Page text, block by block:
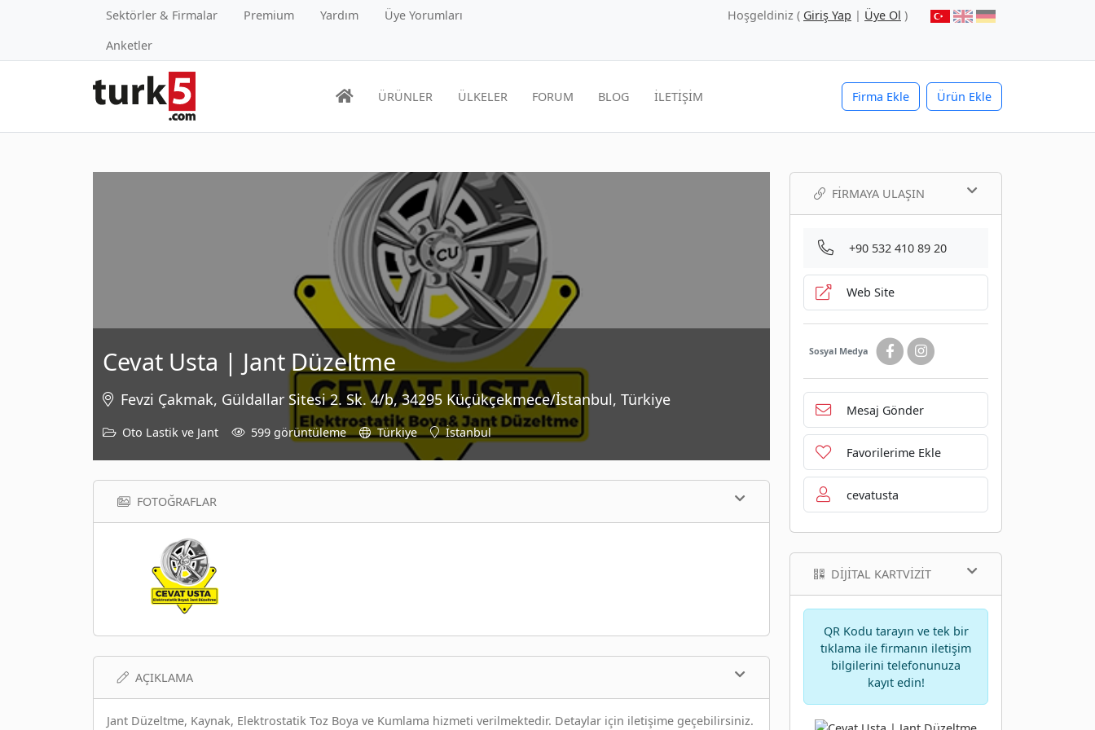
Sektörler & Firmalar Premium Yardım
Üye Yorumları
Anketler
Hoşgeldiniz ( Giriş Yap | Üye Ol )
Firma Ekle Ürün Ekle
ÜRÜNLER ÜLKELER FORUM BLOG İLETİŞİM
Cevat Usta | Jant Düzeltme
Fevzi Çakmak, Güldallar Sitesi 2. Sk. 4/b, 34295 Küçükçekmece/İstanbul, Türkiye
Oto Lastik ve Jant 599 görüntüleme Türkiye İstanbul
FOTOĞRAFLAR
AÇIKLAMA
Jant Düzeltme, Kaynak, Elektrostatik Toz Boya ve Kumlama hizmeti verilmektedir. Detaylar için iletişime geçebilirsiniz.
FIRMAYA ULAŞIN
+90 532 410 89 20
Web Site
Sosyal Medya
Mesaj Gönder
Favorilerime Ekle
cevatusta
DIJITAL KARTVIZIT
QR Kodu tarayın ve tek bir
tıklama ile firmanın iletişim
bilgilerini telefonunuza
kayıt edin!